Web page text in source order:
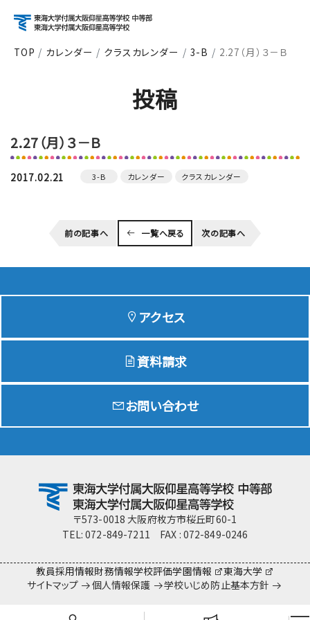
About 学校紹介
Course コース紹介
School Life 学校生活
Exam 入試情報サイト
team Gyosei team Gyosei
TOP カレンダー クラスカレンダー 3-B 2.27（月）３－Ｂ
投稿
2.27（月）３－Ｂ
2017.02.21 3-B カレンダー クラスカレンダー
前の記事へ 一覧へ戻る 次の記事へ
アクセス
資料請求
お問い合わせ
〒573-0018 大阪府枚方市桜丘町60-1
TEL: 072-849-7211 FAX : 072-849-0246
教員採用情報財務情報学校評価学園情報
東海大学
サイトマップ
個人情報保護 学校いじめ防止基本方針